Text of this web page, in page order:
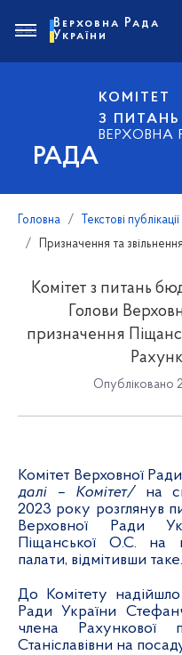
РАДА
КОМІТЕТ
З
ВЕРХОВНА
Верховна Рада
України
Головна Текстові публікації
Призначення та
Комітет з питань
Голови
призначення
Опубліковано
Комітет Верховної
далі – Комітет/
на
2023 року розглянув
Верховної Ради
Піщанської О.С. на
палати, відмітивши таке.
До Комітету
Ради України
члена Рахункової
Станіславівни на